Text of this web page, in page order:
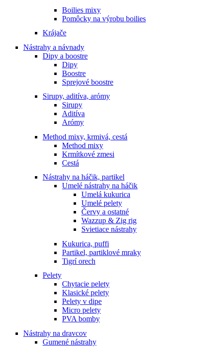
Boilies mixy
Pomôcky na výrobu boilies
Krájače
Nástrahy a návnady
Dipy a boostre
Dipy
Boostre
Sprejové boostre
Sirupy, aditíva, arómy
Sirupy
Aditíva
Arómy
Method mixy, krmivá, cestá
Method mixy
Krmítkové zmesi
Cestá
Nástrahy na háčik, partikel
Umelé nástrahy na háčik
Umelá kukurica
Umelé pelety
Červy a ostatné
Wazzup & Zig rig
Svietiace nástrahy
Kukurica, puffi
Partikel, partiklové mraky
Tigrí orech
Pelety
Chytacie pelety
Klasické pelety
Pelety v dipe
Micro pelety
PVA bomby
Nástrahy na dravcov
Gumené nástrahy